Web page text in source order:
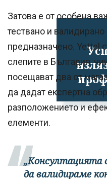
Затова е от особена
тествано и валидирано
предназначено.
слепите в България,
посещават два от
да дадат експертна
разположението и
елементи.
„Консултацията
да валидираме